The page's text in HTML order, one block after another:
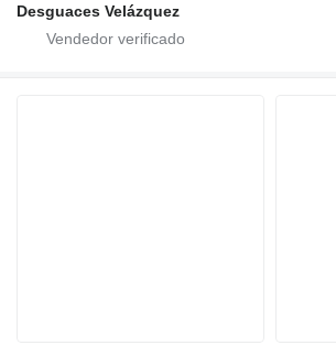
Desguaces Velázquez